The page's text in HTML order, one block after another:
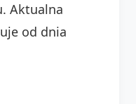
Aktualna
od dnia